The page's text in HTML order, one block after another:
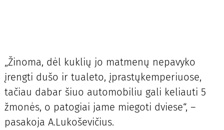
„Žinoma, dėl kuklių jo matmenų nepavyko
įrengti dušo ir tualeto, įprastųkemperiuose,
tačiau dabar šiuo automobiliu gali keliauti 5
žmonės, o patogiai jame miegoti dviese“, –
pasakoja A.Lukoševičius.